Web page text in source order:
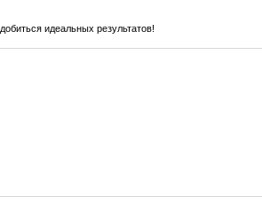
идеальных результатов!